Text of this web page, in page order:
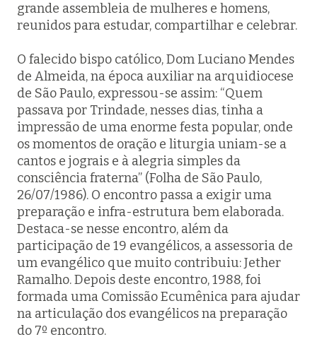
grande assembleia de mulheres e homens,
reunidos para estudar, compartilhar e celebrar.
O falecido bispo católico, Dom Luciano Mendes
de Almeida, na época auxiliar na arquidiocese
de São Paulo, expressou-se assim: “Quem
passava por Trindade, nesses dias, tinha a
impressão de uma enorme festa popular, onde
os momentos de oração e liturgia uniam-se a
cantos e jograis e à alegria simples da
consciência fraterna” (Folha de São Paulo,
26/07/1986). O encontro passa a exigir uma
preparação e infra-estrutura bem elaborada.
Destaca-se nesse encontro, além da
participação de 19 evangélicos, a assessoria de
um evangélico que muito contribuiu: Jether
Ramalho. Depois deste encontro, 1988, foi
formada uma Comissão Ecumênica para ajudar
na articulação dos evangélicos na preparação
do 7º encontro.